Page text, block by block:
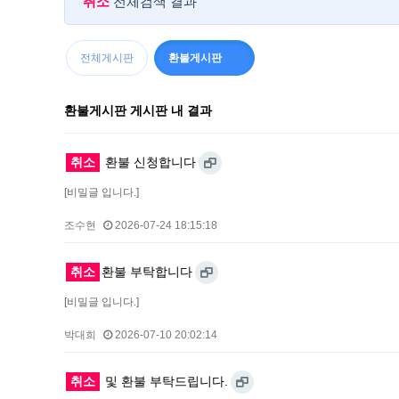
전체게시판 환불게시판 473
환불게시판 게시판 내 결과
취소 환불 신청합니다
[비밀글 입니다.]
조수현 2026-07-24 18:15:18
취소 환불 부탁합니다
[비밀글 입니다.]
박대희 2026-07-10 20:02:14
취소 및 환불 부탁드립니다.